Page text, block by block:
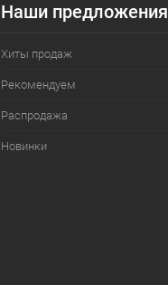
Наши предложения
Хиты продаж
Рекомендуем
Распродажа
Новинки